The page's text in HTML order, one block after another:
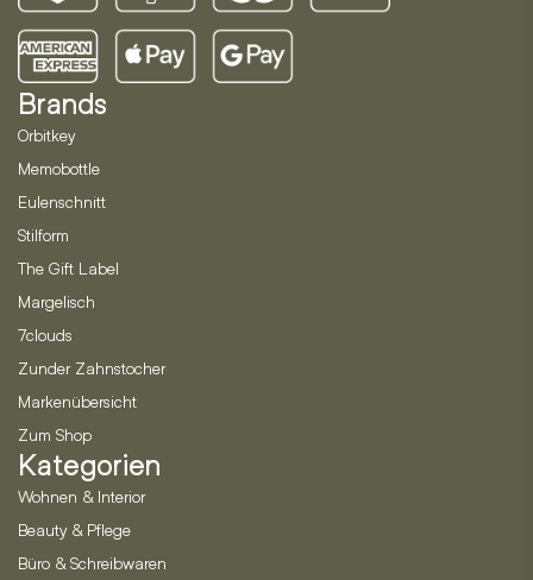
Brands
Orbitkey
Memobottle
Eulenschnitt
Stilform
The Gift Label
Margelisch
7clouds
Zunder Zahnstocher
Markenübersicht
Zum Shop
Kategorien
Wohnen & Interior
Beauty & Pflege
Büro & Schreibwaren